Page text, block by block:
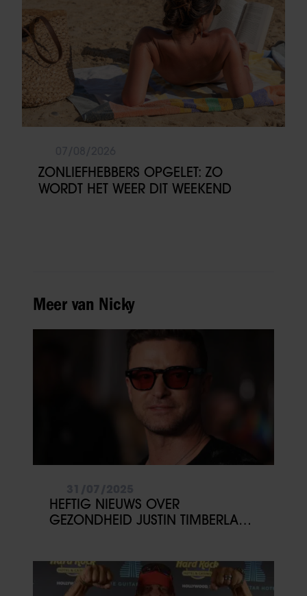
ZONLIEFHEBBERS OPGELET: ZO
WORDT HET WEER DIT WEEKEND
Meer van Nicky
HEFTIG NIEUWS OVER
GEZONDHEID JUSTIN TIMBERLAKE: